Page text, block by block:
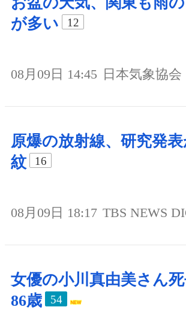
が多い
12
08月09日 14:45 日本気象協会
原爆の放射線、研究発
紋
16
08月09日 18:17 TBS NEWS
女優の小川真由美さん
86歳
54